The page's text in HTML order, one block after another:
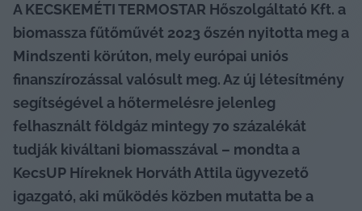
A KECSKEMÉTI TERMOSTAR Hőszolgáltató Kft. a
biomassza fűtőművét 2023 őszén nyitotta meg a
Mindszenti körúton, mely európai uniós
finanszírozással valósult meg. Az új létesítmény
segítségével a hőtermelésre jelenleg
felhasznált földgáz mintegy 70 százalékát
tudják kiváltani biomasszával – mondta a
KecsUP Híreknek Horváth Attila ügyvezető
igazgató, aki működés közben mutatta be a